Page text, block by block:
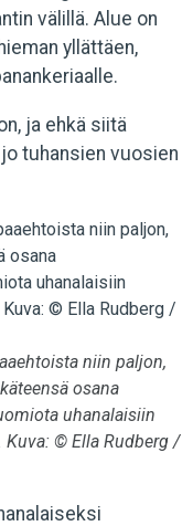
välillä. Alue on
yllättäen,
ja ehkä siitä
tuhansien vuosien
niin paljon,
osana
uhanalaisiin
© Ella Rudberg /